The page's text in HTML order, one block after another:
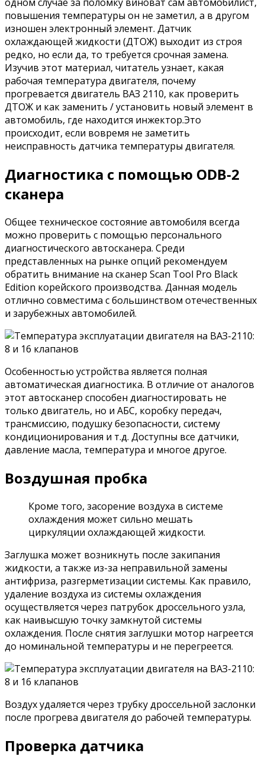
повышения температуры он не заметил, а в другом
изношен электронный элемент. Датчик
охлаждающей жидкости (ДТОЖ) выходит из строя
редко, но если да, то требуется срочная замена.
Изучив этот материал, читатель узнает, какая
рабочая температура двигателя, почему
прогревается двигатель ВАЗ 2110, как проверить
ДТОЖ и как заменить / установить новый элемент в
автомобиль, где находится инжектор.Это
происходит, если вовремя не заметить
неисправность датчика температуры двигателя.
Диагностика с помощью ODB-2
сканера
Общее техническое состояние автомобиля всегда
можно проверить с помощью персонального
диагностического автосканера. Среди
представленных на рынке опций рекомендуем
обратить внимание на сканер Scan Tool Pro Black
Edition корейского производства. Данная модель
отлично совместима с большинством отечественных
и зарубежных автомобилей.
Особенностью устройства является полная
автоматическая диагностика. В отличие от аналогов
этот автосканер способен диагностировать не
только двигатель, но и АБС, коробку передач,
трансмиссию, подушку безопасности, систему
кондиционирования и т.д. Доступны все датчики,
давление масла, температура и многое другое.
Воздушная пробка
Кроме того, засорение воздуха в системе
охлаждения может сильно мешать
циркуляции охлаждающей жидкости.
Заглушка может возникнуть после закипания
жидкости, а также из-за неправильной замены
антифриза, разгерметизации системы. Как правило,
удаление воздуха из системы охлаждения
осуществляется через патрубок дроссельного узла,
как наивысшую точку замкнутой системы
охлаждения. После снятия заглушки мотор нагреется
до номинальной температуры и не перегреется.
Воздух удаляется через трубку дроссельной заслонки
после прогрева двигателя до рабочей температуры.
Проверка датчика